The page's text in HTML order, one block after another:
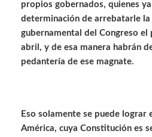
propios gobernados, quienes
determinación de arrebatarle
gubernamental del Congreso
abril, y de esa manera habrán
pedantería de ese magnate.
Eso solamente se puede lograr
América, cuya Constitución es